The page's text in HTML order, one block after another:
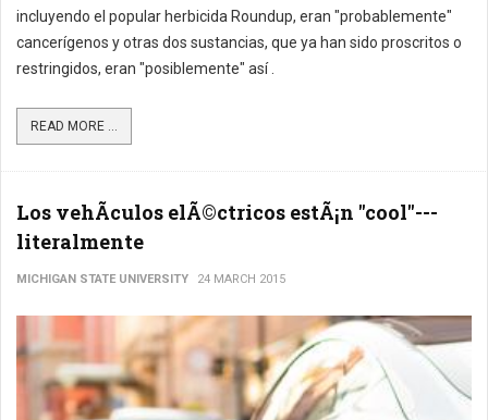
incluyendo el popular herbicida Roundup, eran "probablemente"
cancerígenos y otras dos sustancias, que ya han sido proscritos o
restringidos, eran "posiblemente" así .
READ MORE ...
Los vehÃ­culos elÃ©ctricos estÃ¡n "cool"---
literalmente
MICHIGAN STATE UNIVERSITY 24 MARCH 2015